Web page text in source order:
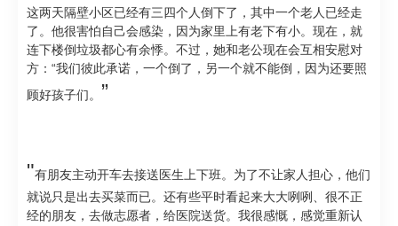
这两天隔壁小区已经有三四个人倒下了，其中一个老人已经走
了。他很害怕自己会感染，因为家里上有老下有小。现在，就
连下楼倒垃圾都心有余悸。不过，她和老公现在会互相安慰对
方：“我们彼此承诺，一个倒了，另一个就不能倒，因为还要照
顾好孩子们。 ”
"有朋友主动开车去接送医生上下班。为了不让家人担心，他们
就说只是出去买菜而已。还有些平时看起来大大咧咧、很不正
经的朋友，去做志愿者，给医院送货。我很感慨，感觉重新认